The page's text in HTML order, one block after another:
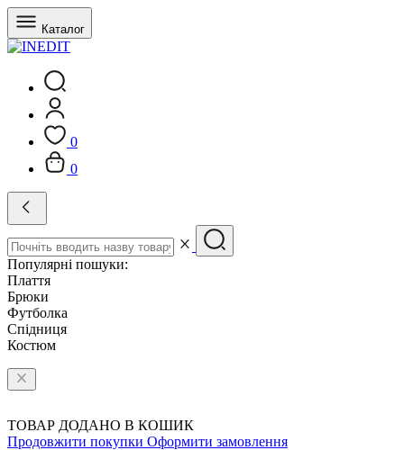
Каталог
0
0
Популярні пошуки:
Плаття
Брюки
Футболка
Спідниця
Костюм
ТОВАР ДОДАНО В КОШИК
Продовжити покупки Оформити замовлення